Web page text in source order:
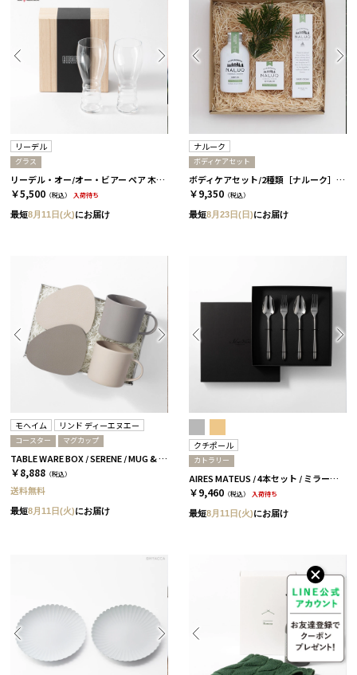
リーデル
グラス
リーデル・オー/オー・ビアー ペア 木箱入り［リーデル］
￥5,500 （税込） 入荷待ち
最短8月11日(火)にお届け
ナルーク
ボディケアセット
ボディケアセット/2種類［ナルーク］ スプリングエフェメラル
￥9,350 （税込）
最短8月23日(日)にお届け
モヘイム リンド ディーエヌエー
コースター マグカップ
TABLE WARE BOX / SERENE / MUG & COASTER
￥8,888 （税込）
送料無料
最短8月11日(火)にお届け
クチポール
カトラリー
AIRES MATEUS / 4本セット / ミラーシルバー［クチポール］
￥9,460 （税込） 入荷待ち
最短8月11日(火)にお届け